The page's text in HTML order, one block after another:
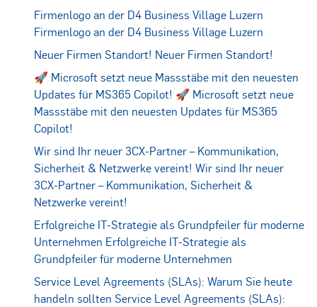
Firmenlogo an der D4 Business Village Luzern
Firmenlogo an der D4 Business Village Luzern
Neuer Firmen Standort! Neuer Firmen Standort!
🚀 Microsoft setzt neue Massstäbe mit den neuesten
Updates für MS365 Copilot! 🚀 Microsoft setzt neue
Massstäbe mit den neuesten Updates für MS365
Copilot!
Wir sind Ihr neuer 3CX-Partner – Kommunikation,
Sicherheit & Netzwerke vereint! Wir sind Ihr neuer
3CX-Partner – Kommunikation, Sicherheit &
Netzwerke vereint!
Erfolgreiche IT-Strategie als Grundpfeiler für moderne
Unternehmen Erfolgreiche IT-Strategie als
Grundpfeiler für moderne Unternehmen
Service Level Agreements (SLAs): Warum Sie heute
handeln sollten Service Level Agreements (SLAs):